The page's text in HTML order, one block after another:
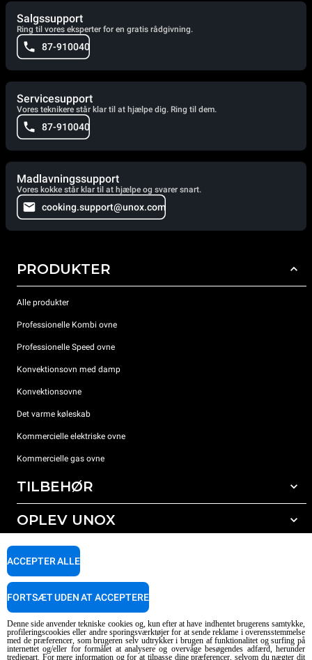
Salgssupport
Ring til vores eksperter for en gratis rådgivning.
87-910040
Servicesupport
Vores teknikere står klar til at hjælpe dig. Ring til dem.
87-910040
Madlavningssupport
Vores kokke står klar til at hjælpe og svarer snart.
cooking.support@unox.com
PRODUKTER
Alle produkter
Professionelle Kombi ovne
Professionelle Speed ovne
Konvektionsovn med damp
Konvektionsovne
Det varme køleskab
Kommercielle elektriske ovne
Kommercielle gas ovne
TILBEHØR
Alt tilbehør
Rengøringsmidler til manuel vask
OPLEV UNOX
Vores kontorer rundt om i verden
SUPPORT
FIND SERVICECENTER
AI Content Disclaimer Privacy policy Cookie policy
Denne side anvender tekniske cookies og, kun efter at have indhentet brugerens samtykke,
profileringscookies eller andre sporingsværktøjer for at sende reklame i overensstemmelse
med de præferencer, som brugeren selv udtrykker i brugen af funktionalitet og surfing på
internettet og/eller for formålet at analysere og overvåge besøgendes adfærd, herunder
tredjepart. For mere information og for at tilpasse dine præferencer, selvom du nægter dit
ACCEPTER ALLE
FORTSÆT UDEN AT ACCEPTERE